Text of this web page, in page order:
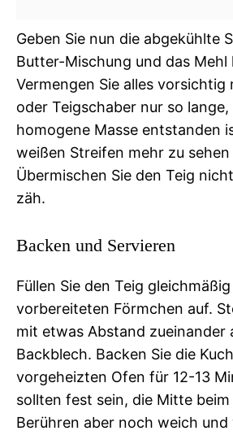
Geben Sie nun die abgekühlte
Butter-Mischung und das Mehl
Vermengen Sie alles vorsichtig
oder Teigschaber nur so lange,
homogene Masse entstanden
weißen Streifen mehr zu sehen
Übermischen Sie den Teig
zäh.
Backen und Servieren
Füllen Sie den Teig
vorbereiteten Förmchen auf.
mit etwas Abstand zueinander
Backblech. Backen Sie die
vorgeheizten Ofen für 12-13
sollten fest sein, die Mitte
Berühren aber noch weich